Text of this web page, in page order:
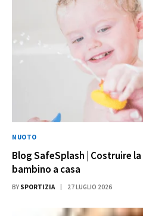
NUOTO
Blog SafeSplash | Costruire
bambino a casa
BY SPORTIZIA 27 LUGLIO 2026